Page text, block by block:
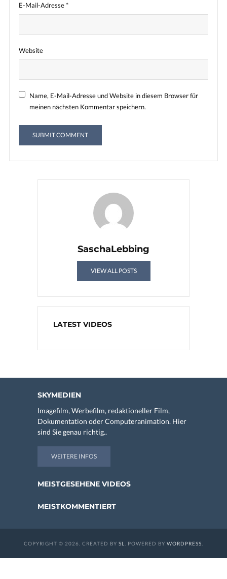
E-Mail-Adresse*
Website
Name, E-Mail-Adresse und Website in diesem Browser für
meinen nächsten Kommentar speichern.
SaschaLebbing
VIEW ALL POSTS
LATEST VIDEOS
SKYMEDIEN
Imagefilm, Werbefilm, redaktioneller Film,
Dokumentation oder Computeranimation. Hier
sind Sie genau richtig..
WEITERE INFOS
MEISTGESEHENE VIDEOS
MEISTKOMMENTIERT
COPYRIGHT © 2026. CREATED BY SL . POWERED BY WORDPRESS